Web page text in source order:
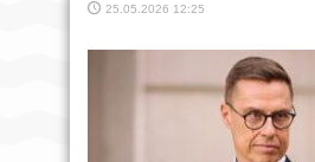
25.05.2026 12:25